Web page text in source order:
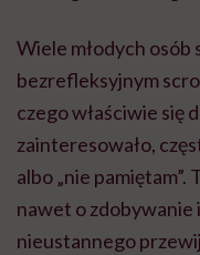
Wiele młodych osób
bezrefleksyjnym
czego właściwie się
zainteresowało,
albo „nie pamiętam”.
nawet o zdobywanie
nieustannego